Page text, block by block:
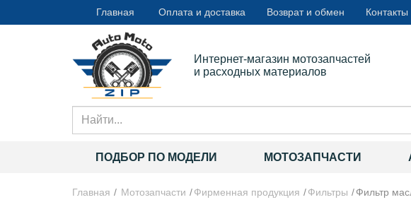
Главная Оплата и доставка Возврат и обмен Контакты
Интернет-магазин мотозапчастей
и расходных материалов
ПОДБОР ПО МОДЕЛИ МОТОЗАПЧАСТИ
Главная Мотозапчасти Фирменная продукция Фильтры Фильтр